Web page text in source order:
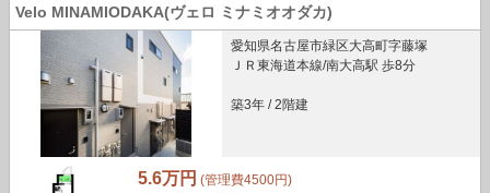
Velo MINAMIODAKA(ヴェロ ミナミオオダカ)
愛知県名古屋市緑区大高町字藤塚
ＪＲ東海道本線/南大高駅 歩8分
築3年 / 2階建
5.6万円 (管理費4500円)